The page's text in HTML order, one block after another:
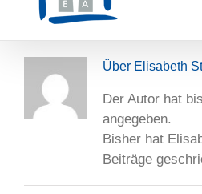
Über Elisabeth
Der Autor hat
angegeben.
Bisher hat
Beiträge